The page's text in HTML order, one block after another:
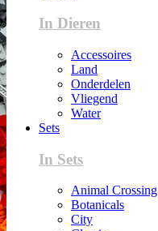
In Dieren
Accessoires
Land
Onderdelen
Vliegend
Water
Sets
In Sets
Animal Crossing
Botanicals
City